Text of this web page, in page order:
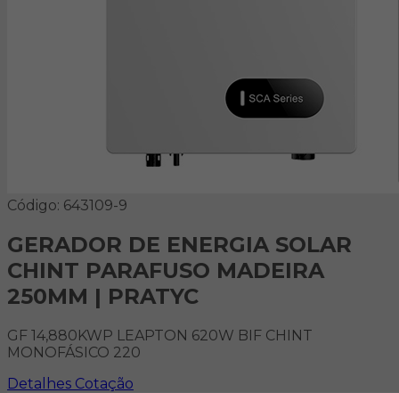
Código: 643109-9
GERADOR DE ENERGIA SOLAR
CHINT PARAFUSO MADEIRA
250MM | PRATYC
GF 14,880KWP LEAPTON 620W BIF CHINT
MONOFÁSICO 220
Detalhes Cotação